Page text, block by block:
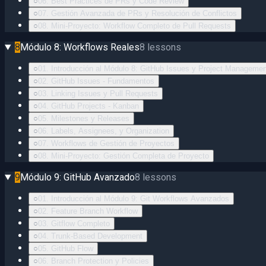
○07. Gestión Avanzada de PRs y Resolución de Conflictos
○08. Mini-Proyecto: Workflow Completo de Pull Requests
8Módulo 8: Workflows Reales8 lessons
○01. Introducción al Módulo 8: GitHub Issues y Project
○02. GitHub Issues - Fundamentos
○03. Linking Issues y Pull Requests
○04. GitHub Projects - Kanban
○05. Milestones y Releases
○06. Labels, Assignees, y Organization
○07. Workflows de Gestión de Proyectos
○08. Mini-Proyecto: Gestión Completa de Proyecto
9Módulo 9: GitHub Avanzado8 lessons
○01. Introducción al Módulo 9: Git Workflows Avanzados
○02. Feature Branch Workflow
○03. Gitflow Completo
○04. Trunk-Based Development
○05. GitHub Flow
○06. Branch Protection y Policies